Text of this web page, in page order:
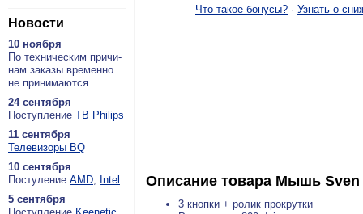
Новости
10 ноября
По тех­ни­че­ским при­чи­
нам за­ка­зы вре­мен­но
не при­ни­ма­ют­ся.
24 сентября
По­ступ­ле­ние ТВ Philips
11 сентября
Теле­ви­зо­ры BQ
10 сентября
По­сту­ле­ние AMD, Intel
5 сентября
Что такое бонусы? · Узнать о
Описание товара Мышь Sven
3 кнопки + ролик прокрутки